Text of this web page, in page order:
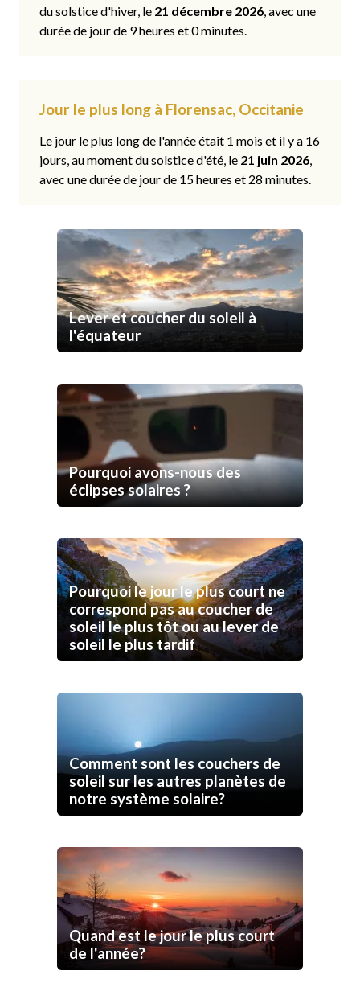
du solstice d'hiver, le 21 décembre 2026, avec une
durée de jour de 9 heures et 0 minutes.
Jour le plus long à Florensac, Occitanie
Le jour le plus long de l'année était 1 mois et il y a 16
jours, au moment du solstice d'été, le 21 juin 2026,
avec une durée de jour de 15 heures et 28 minutes.
Lever et coucher du soleil à
l'équateur
Pourquoi avons-nous des
éclipses solaires ?
Pourquoi le jour le plus court ne
correspond pas au coucher de
soleil le plus tôt ou au lever de
soleil le plus tardif
Comment sont les couchers de
soleil sur les autres planètes de
notre système solaire?
Quand est le jour le plus court
de l'année?